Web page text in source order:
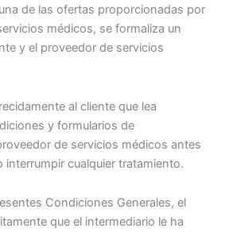
de las ofertas proporcionadas por
médicos, se formaliza un
y el proveedor de servicios
al cliente que lea
y formularios de
de servicios médicos antes
interrumpir cualquier tratamiento.
Condiciones Generales, el
que el intermediario le ha